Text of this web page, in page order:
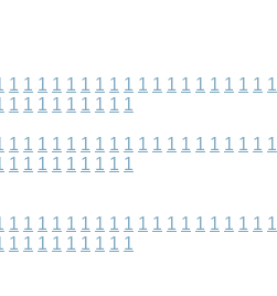
1 1 1 1 1 1 1 1 1 1 1 1 1 1 1 1 1 1 1
1 1 1 1 1 1 1 1 1
1 1 1 1 1 1 1 1 1 1 1 1 1 1 1 1 1 1 1
1 1 1 1 1 1 1 1 1
1 1 1 1 1 1 1 1 1 1 1 1 1 1 1 1 1 1 1
1 1 1 1 1 1 1 1 1